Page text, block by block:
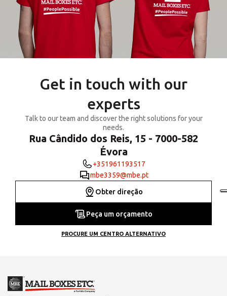
Get in touch with our
experts
Talk to our team and discover the right solutions for your
needs.
Rua Cândido dos Reis, 15 - 7000-582
Évora
+351961193517
mbe3359@mbe.pt
Obter direção
Peça um orçamento
PROCURE UM CENTRO ALTERNATIVO